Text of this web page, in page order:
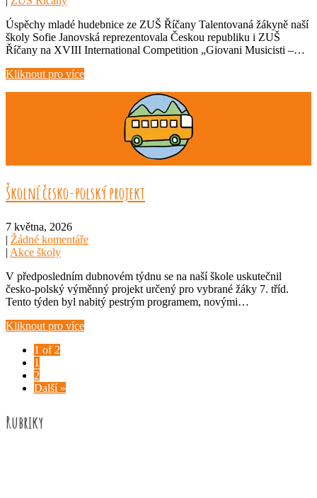
Úspěchy mladé hudebnice ze ZUŠ Říčany Talentovaná žákyně naší
školy Sofie Janovská reprezentovala Českou republiku i ZUŠ
Říčany na XVIII International Competition „Giovani Musicisti –…
Kliknout pro více
Školní česko-polský projekt
7 května, 2026
| Žádné komentáře
| Akce školy
V předposledním dubnovém týdnu se na naší škole uskutečnil
česko-polský výměnný projekt určený pro vybrané žáky 7. tříd.
Tento týden byl nabitý pestrým programem, novými…
Kliknout pro více
1 of 2
1
2
Další »
Rubriky